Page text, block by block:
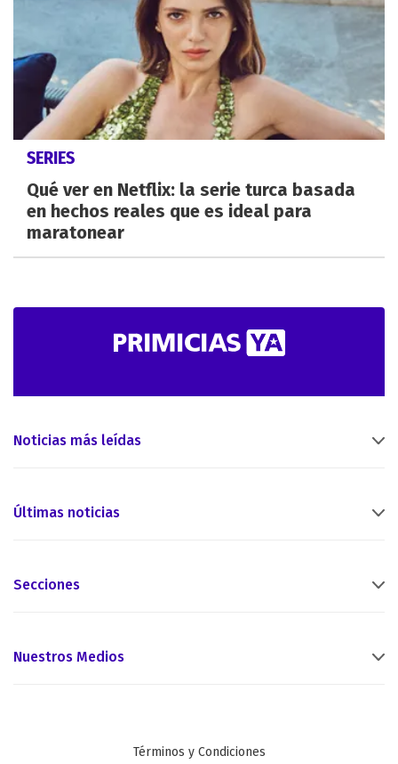
SERIES
Qué ver en Netflix: la serie turca basada
en hechos reales que es ideal para
maratonear
Noticias más leídas
Últimas noticias
Secciones
Nuestros Medios
Términos y Condiciones